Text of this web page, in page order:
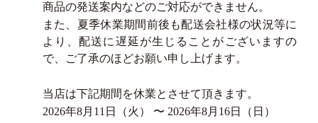
商品の発送案内などのご対応ができません。
また、夏季休業期間前後も配送会社様の状況等に
より、配送に遅延が生じることがございますの
で、ご了承のほどお願い申し上げます。
当店は下記期間を休業とさせて頂きます。
2026年8月11日（火） 〜 2026年8月16日（日）